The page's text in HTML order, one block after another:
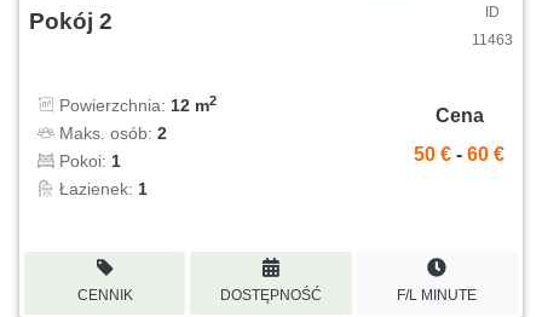
Pokój 2
ID
11463
Powierzchnia: 12 m2
Maks. osób: 2
Pokoi: 1
Łazienek: 1
Cena
50 € - 60 €
CENNIK DOSTĘPNOŚĆ F/L MINUTE